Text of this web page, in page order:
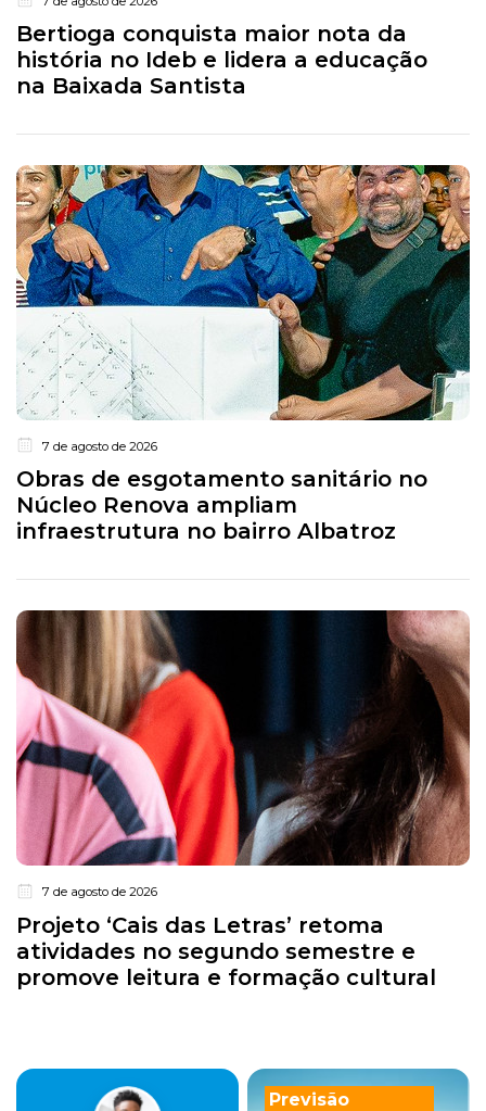
Bertioga conquista maior nota da
história no Ideb e lidera a educação
na Baixada Santista
7 de agosto de 2026
Obras de esgotamento sanitário no
Núcleo Renova ampliam
infraestrutura no bairro Albatroz
7 de agosto de 2026
Projeto ‘Cais das Letras’ retoma
atividades no segundo semestre e
promove leitura e formação cultural
Previsão